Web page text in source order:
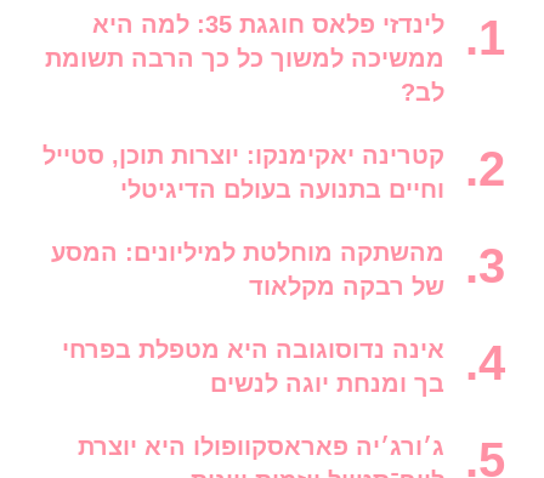
לינדזי פלאס חוגגת 35: למה היא
ממשיכה למשוך כל כך הרבה תשומת
לב?
קטרינה יאקימנקו: יוצרות תוכן, סטייל
וחיים בתנועה בעולם הדיגיטלי
מהשתקה מוחלטת למיליונים: המסע
של רבקה מקלאוד
אינה נדוסוגובה היא מטפלת בפרחי
בך ומנחת יוגה לנשים
ג׳ורג׳יה פאראסקוופולו היא יוצרת